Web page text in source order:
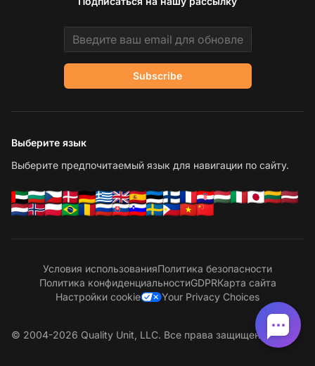
Email address
Subscribe
Выберите язык
Выберите предпочитаемый язык для навигации по сайту.
Условия использованияПолитика безопасности
Политика конфиденциальностиGDPRКарта сайта
Настройки cookie
Your Privacy Choices
© 2004-2026 Quality Unit, LLC. Все права защищены.